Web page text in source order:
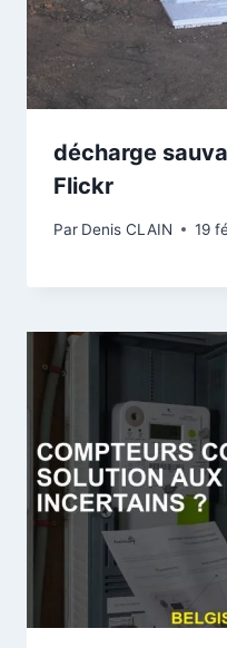
décharge
Flickr
Par Denis CLAIN 19